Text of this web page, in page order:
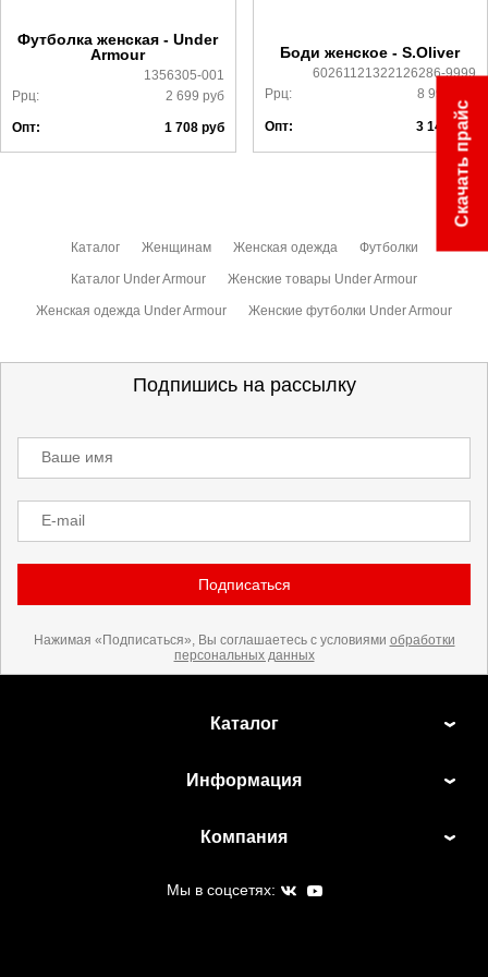
Футболка женская - Under
Armour
1356305-001
Ррц:
2 699 руб
Опт: 1 708руб
Боди женское - S.Oliver
60261121322126286-9999
Ррц:
8 990
Опт: 3 149 руб
Каталог Женщинам Женская одежда Футболки
Каталог Under Armour Женские товары Under Armour
Женская одежда Under Armour Женские футболки Under Armour
Подпишись на рассылку
Ваше имя
E-mail
Подписаться
Нажимая «Подписаться», Вы соглашаетесь с условиями обработки
персональных данных
Каталог
Информация
Компания
Мы в соцсетях:
Скачать прайс